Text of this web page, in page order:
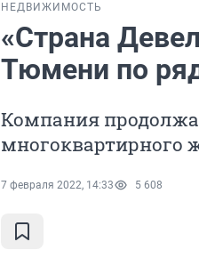
НЕДВИЖИМОСТЬ
«Страна
Тюмени по
Компания
многоквартирного
7 февраля 2022, 14:33 5 608